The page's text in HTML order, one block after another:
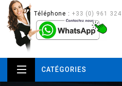
Téléphone : +33 (0) 961 324
CATÉGORIES